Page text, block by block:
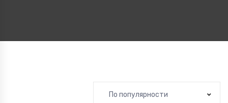
По популярности